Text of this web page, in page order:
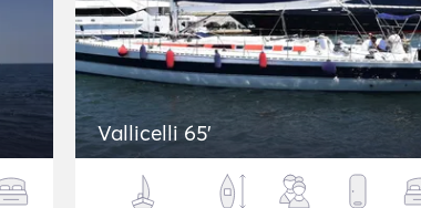
Vallicelli 65'